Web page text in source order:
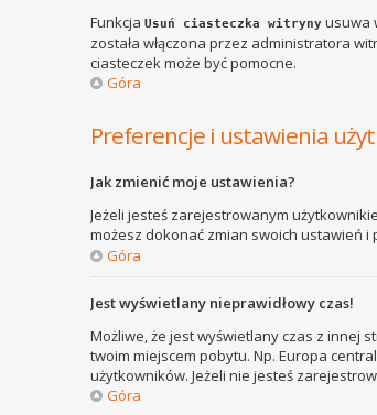
Funkcja Usuń ciasteczka witryny usuwa
została włączona przez administratora
ciasteczek może być pomocne.
Góra
Preferencje i ustawienia
Jak zmienić moje ustawienia?
Jeżeli jesteś zarejestrowanym
możesz dokonać zmian swoich ustawień
Góra
Jest wyświetlany nieprawidłowy czas!
Możliwe, że jest wyświetlany czas z innej
twoim miejscem pobytu. Np. Europa
użytkowników. Jeżeli nie jesteś
Góra